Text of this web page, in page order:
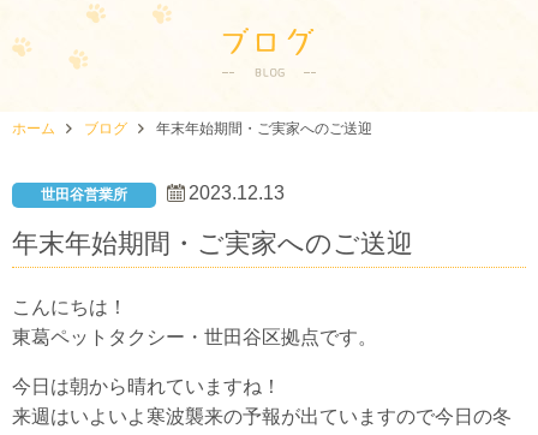
ホーム ブログ 年末年始期間・ご実家へのご送迎
世田谷営業所 2023.12.13
年末年始期間・ご実家へのご送迎
こんにちは！
東葛ペットタクシー・世田谷区拠点です。
今日は朝から晴れていますね！
来週はいよいよ寒波襲来の予報が出ていますので今日の冬